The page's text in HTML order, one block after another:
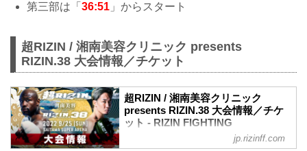
第三部は「 36:51 」からスタート
超RIZIN / 湘南美容クリニック presents
RIZIN.38 大会情報／チケット
超RIZIN / 湘南美容クリニック
presents RIZIN.38 大会情報／チケ
ット - RIZIN FIGHTING
FEDERATION オフィシャルサイト
jp.rizinff.com